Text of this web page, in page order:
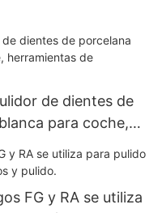
de dientes de
para coche,
oral de alta
FG y RA se utiliza